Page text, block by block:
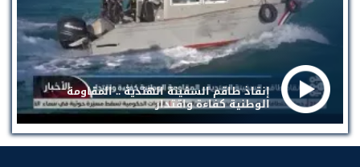
إنقاذ طاقم السفينة الهندية .. المقاومة
الوطنية كفاءة واقتدار